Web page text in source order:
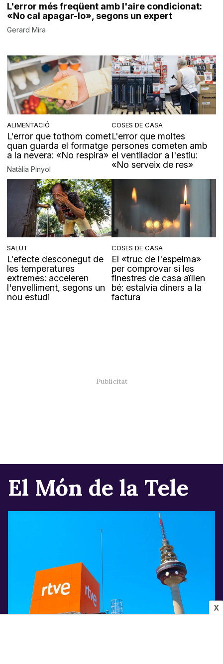
X
L'error més freqüent amb l'aire condicionat:
«No cal apagar-lo», segons un expert
Gerard Mira
ALIMENTACIÓ
L'error que tothom comet
quan guarda el formatge
a la nevera: «No respira»
Natàlia Pinyol
COSES DE CASA
L'error que moltes
persones cometen amb
el ventilador a l'estiu:
«No serveix de res»
SALUT
L'efecte desconegut de
les temperatures
extremes: acceleren
l'envelliment, segons un
nou estudi
COSES DE CASA
El «truc de l'espelma»
per comprovar si les
finestres de casa aïllen
bé: estalvia diners a la
factura
El Món de la Tele